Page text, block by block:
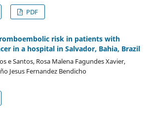
PDF
risk in patients with
in a hospital in Salvador, Bahia, Brazil
e Santos, Rosa Malena Fagundes Xavier,
Jesus Fernandez Bendicho